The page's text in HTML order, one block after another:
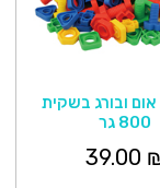
ובורג בשקית
800 גר
39.00